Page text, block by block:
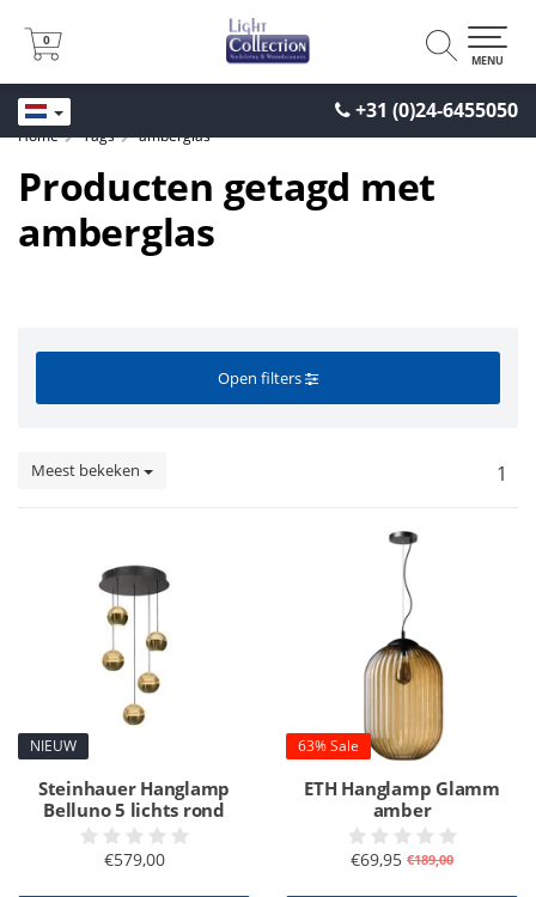
+31 (0)24-6455050
0
0
MENU
Home Tags amberglas
Producten getagd met
amberglas
Open filters
Meest bekeken 1
NIEUW
Steinhauer Hanglamp
Belluno 5 lichts rond
€579,00
63% Sale
ETH Hanglamp Glamm
amber
€69,95 €189,00